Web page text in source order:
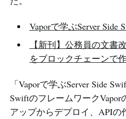
Vaporで学ぶServer Side
【新刊】公務員の文書
をブロックチェーンで
「Vaporで学ぶServer Side
SwiftのフレームワークVapor
アップからデプロイ、APIの